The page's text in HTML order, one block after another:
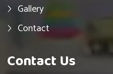
Gallery
Contact
Contact Us